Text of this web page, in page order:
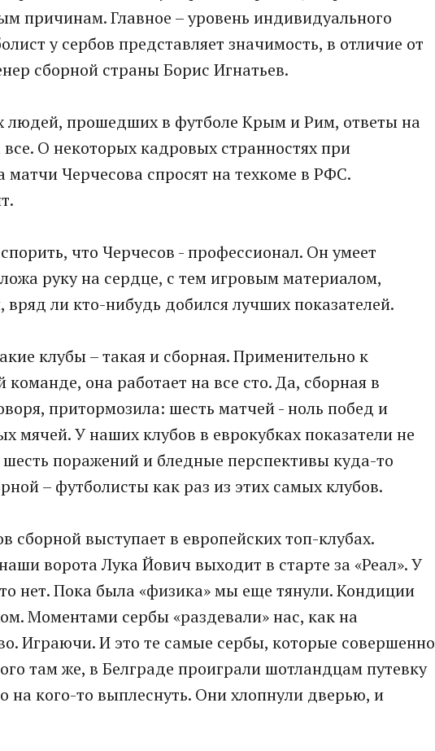
причинам. Главное – уровень индивидуального
у сербов представляет значимость, в отличие от
сборной страны Борис Игнатьев.
людей, прошедших в футболе Крым и Рим, ответы на
О некоторых кадровых странностях при
Черчесова спросят на техкоме в РФС.
что Черчесов - профессионал. Он умеет
руку на сердце, с тем игровым материалом,
ли кто-нибудь добился лучших показателей.
клубы – такая и сборная. Применительно к
она работает на все сто. Да, сборная в
притормозила: шесть матчей - ноль побед и
мячей. У наших клубов в еврокубках показатели не
поражений и бледные перспективы куда-то
– футболисты как раз из этих самых клубов.
сборной выступает в европейских топ-клубах.
ворота Лука Йович выходит в старте за «Реал». У
нет. Пока была «физика» мы еще тянули. Кондиции
Моментами сербы «раздевали» нас, как на
Играючи. И это те самые сербы, которые совершенно
там же, в Белграде проиграли шотландцам путевку
на кого-то выплеснуть. Они хлопнули дверью, и